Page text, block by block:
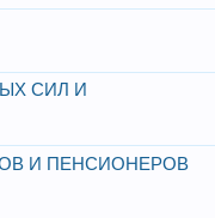
СИЛ И
И ПЕНСИОНЕРОВ